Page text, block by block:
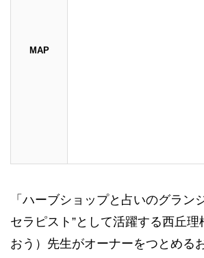
MAP
「ハーブショップと占いのグラン
セラピスト”として活躍する西丘理
おう）先生がオーナーをつとめる